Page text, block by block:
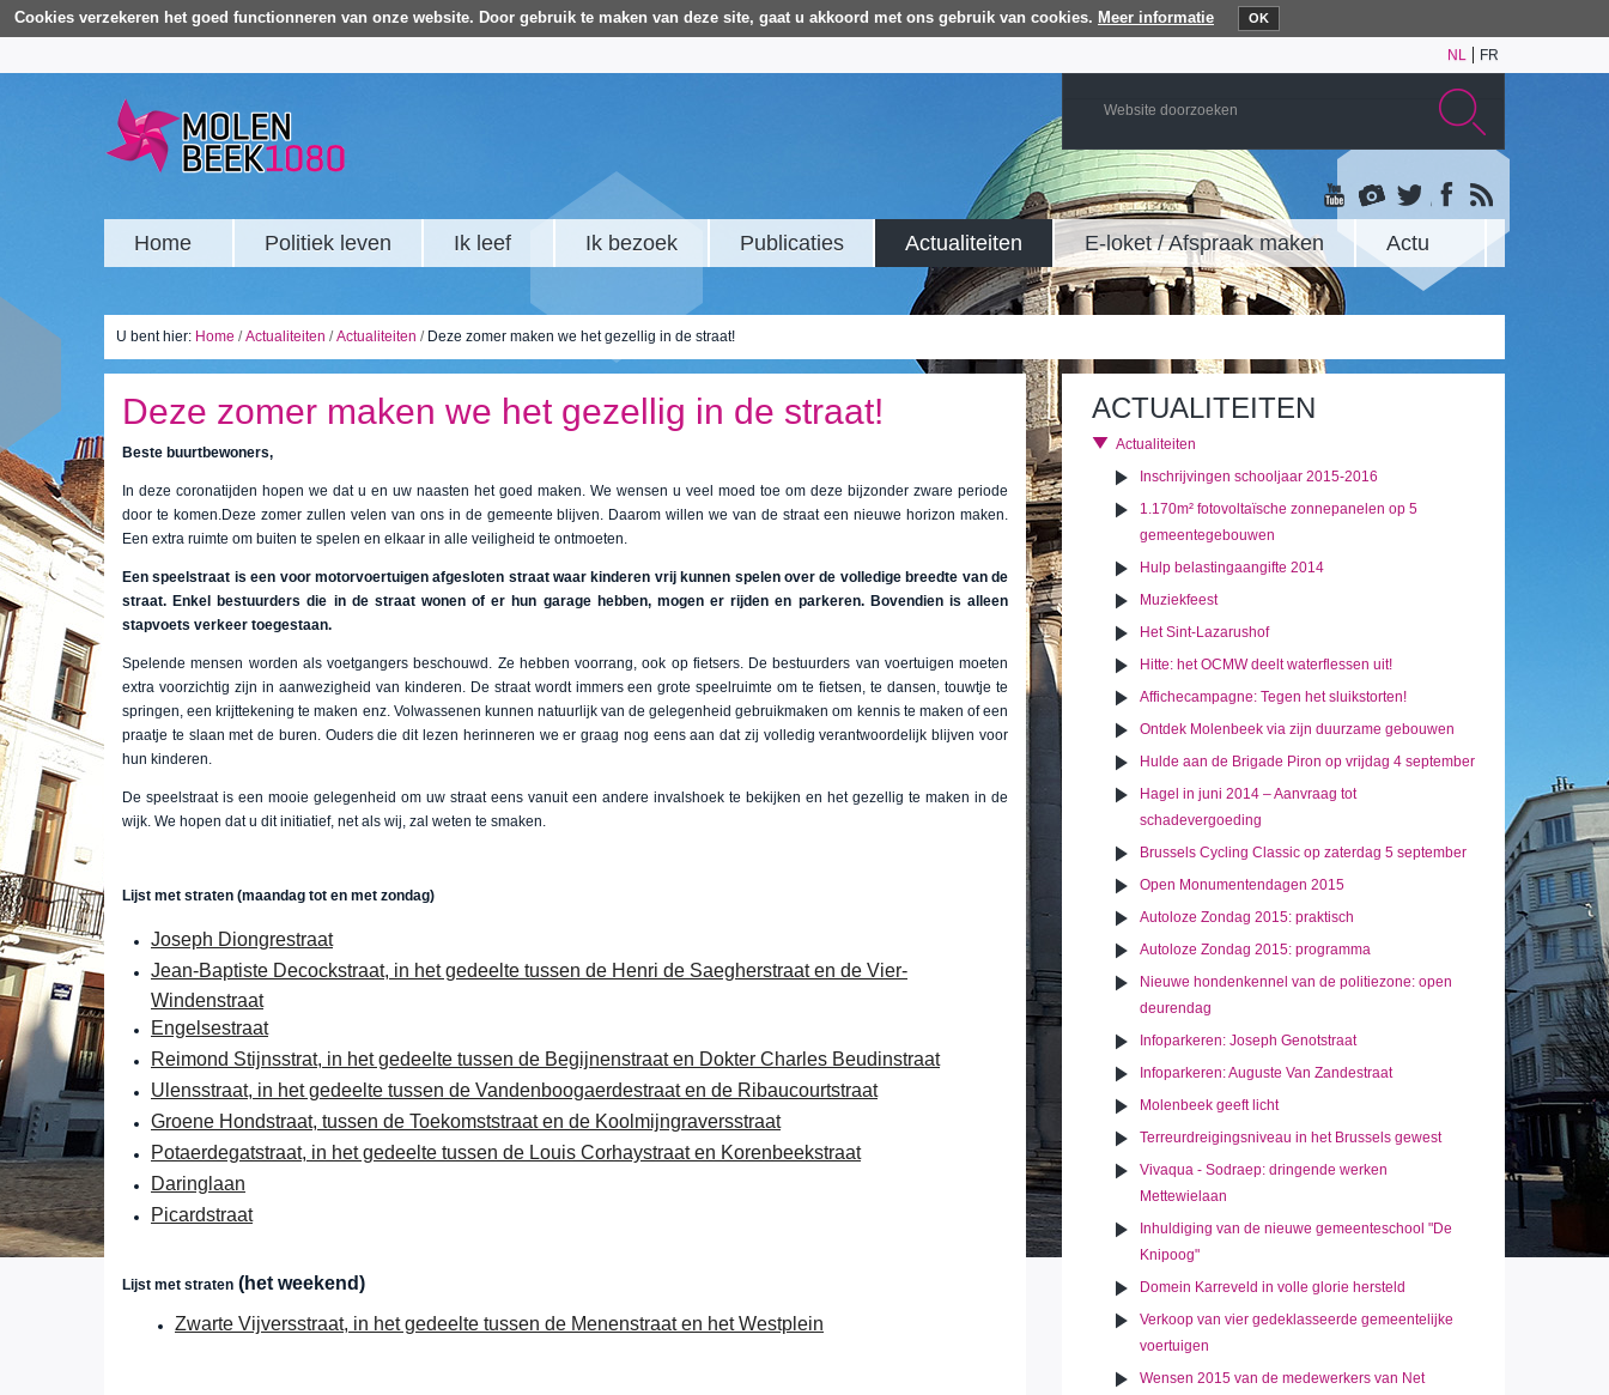
Cookies verzekeren het goed functionneren van onze website. Door gebruik te maken van deze site, gaat u akkoord met ons gebruik van cookies. Meer informatie OK
NL FR
Home Politiek leven Ik leef Ik bezoek Publicaties Actualiteiten E-loket / Afspraak maken Actu
U bent hier: Home /Actualiteiten /Actualiteiten / Deze zomer maken we het gezellig in de straat!
Deze zomer maken we het gezellig in de straat!
Beste buurtbewoners,
In deze coronatijden hopen we dat u en uw naasten het goed maken. We wensen u veel moed toe om deze bijzonder zware periode
door te komen.Deze zomer zullen velen van ons in de gemeente blijven. Daarom willen we van de straat een nieuwe horizon maken.
Een extra ruimte om buiten te spelen en elkaar in alle veiligheid te ontmoeten.
Een speelstraat is een voor motorvoertuigen afgesloten straat waar kinderen vrij kunnen spelen over de volledige breedte van de
straat. Enkel bestuurders die in de straat wonen of er hun garage hebben, mogen er rijden en parkeren. Bovendien is alleen
stapvoets verkeer toegestaan.
Spelende mensen worden als voetgangers beschouwd. Ze hebben voorrang, ook op fietsers. De bestuurders van voertuigen moeten
extra voorzichtig zijn in aanwezigheid van kinderen. De straat wordt immers een grote speelruimte om te fietsen, te dansen, touwtje te
springen, een krijttekening te maken enz. Volwassenen kunnen natuurlijk van de gelegenheid gebruikmaken om kennis te maken of een
praatje te slaan met de buren. Ouders die dit lezen herinneren we er graag nog eens aan dat zij volledig verantwoordelijk blijven voor
hun kinderen.
De speelstraat is een mooie gelegenheid om uw straat eens vanuit een andere invalshoek te bekijken en het gezellig te maken in de
wijk. We hopen dat u dit initiatief, net als wij, zal weten te smaken.
Lijst met straten (maandag tot en met zondag)
Joseph Diongrestraat
Jean-Baptiste Decockstraat, in het gedeelte tussen de Henri de Saegherstraat en de Vier-
Windenstraat
Engelsestraat
Reimond Stijnsstrat, in het gedeelte tussen de Begijnenstraat en Dokter Charles Beudinstraat
Ulensstraat, in het gedeelte tussen de Vandenboogaerdestraat en de Ribaucourtstraat
Groene Hondstraat, tussen de Toekomststraat en de Koolmijngraversstraat
Potaerdegatstraat, in het gedeelte tussen de Louis Corhaystraat en Korenbeekstraat
Daringlaan
Picardstraat
Lijst met straten (het weekend)
Zwarte Vijversstraat, in het gedeelte tussen de Menenstraat en het Westplein
ACTUALITEITEN
Actualiteiten
Inschrijvingen schooljaar 2015-2016
1.170m² fotovoltaïsche zonnepanelen op 5
gemeentegebouwen
Hulp belastingaangifte 2014
Muziekfeest
Het Sint-Lazarushof
Hitte: het OCMW deelt waterflessen uit!
Affichecampagne: Tegen het sluikstorten!
Ontdek Molenbeek via zijn duurzame gebouwen
Hulde aan de Brigade Piron op vrijdag 4 september
Hagel in juni 2014 – Aanvraag tot
schadevergoeding
Brussels Cycling Classic op zaterdag 5 september
Open Monumentendagen 2015
Autoloze Zondag 2015: praktisch
Autoloze Zondag 2015: programma
Nieuwe hondenkennel van de politiezone: open
deurendag
Infoparkeren: Joseph Genotstraat
Infoparkeren: Auguste Van Zandestraat
Molenbeek geeft licht
Terreurdreigingsniveau in het Brussels gewest
Vivaqua - Sodraep: dringende werken
Mettewielaan
Inhuldiging van de nieuwe gemeenteschool "De
Knipoog"
Domein Karreveld in volle glorie hersteld
Verkoop van vier gedeklasseerde gemeentelijke
voertuigen
Wensen 2015 van de medewerkers van Net